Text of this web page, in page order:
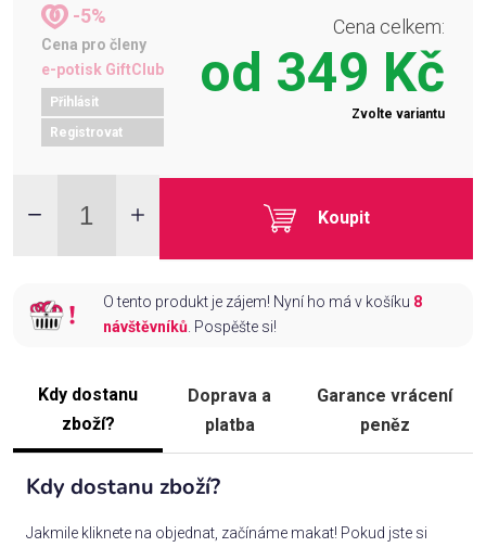
-5%
Cena pro členy
e-potisk GiftClub
Přihlásit
Registrovat
Cena celkem:
od 349 Kč
Zvolte variantu
Koupit
O tento produkt je zájem! Nyní ho má v košíku 8
návštěvníků. Pospěšte si!
Kdy dostanu
zboží?
Doprava a
platba
Garance vrácení
peněz
Kdy dostanu zboží?
Jakmile kliknete na objednat, začínáme makat! Pokud jste si